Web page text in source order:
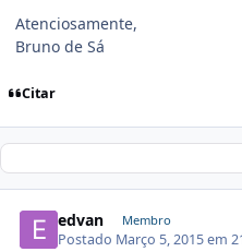
Atenciosamente,
Bruno de Sá
Citar
edvan Membro
Postado Março 5, 2015 em